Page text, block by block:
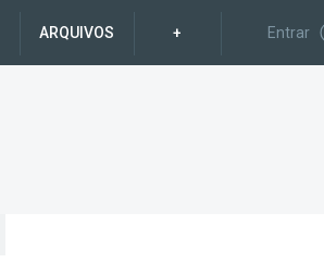
ARQUIVOS + Entrar